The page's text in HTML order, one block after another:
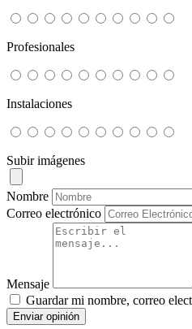
Profesionales
Instalaciones
Subir imágenes
Nombre
Correo electrónico
Mensaje
Guardar mi nombre, correo
Enviar opinión